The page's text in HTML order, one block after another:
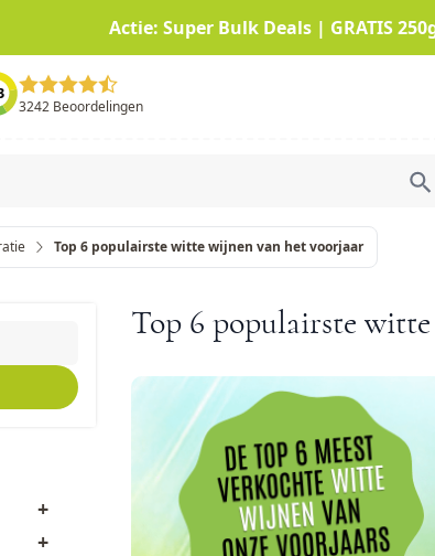
Actie: Super Bulk Deals | GRATIS
3242 Beoordelingen
Top 6 populairste witte wijnen van het voorjaar
+
+
Top 6 populairste